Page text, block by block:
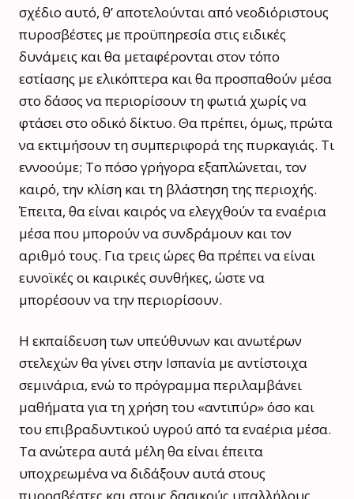
σχέδιο αυτό, θ’ αποτελούνται από νεοδιόριστους
πυροσβέστες με προϋπηρεσία στις ειδικές
δυνάμεις και θα μεταφέρονται στον τόπο
εστίασης με ελικόπτερα και θα προσπαθούν μέσα
στο δάσος να περιορίσουν τη φωτιά χωρίς να
φτάσει στο οδικό δίκτυο. Θα πρέπει, όμως, πρώτα
να εκτιμήσουν τη συμπεριφορά της πυρκαγιάς. Τι
εννοούμε; Το πόσο γρήγορα εξαπλώνεται, τον
καιρό, την κλίση και τη βλάστηση της περιοχής.
Έπειτα, θα είναι καιρός να ελεγχθούν τα εναέρια
μέσα που μπορούν να συνδράμουν και τον
αριθμό τους. Για τρεις ώρες θα πρέπει να είναι
ευνοϊκές οι καιρικές συνθήκες, ώστε να
μπορέσουν να την περιορίσουν.
Η εκπαίδευση των υπεύθυνων και ανωτέρων
στελεχών θα γίνει στην Ισπανία με αντίστοιχα
σεμινάρια, ενώ το πρόγραμμα περιλαμβάνει
μαθήματα για τη χρήση του «αντιπύρ» όσο και
του επιβραδυντικού υγρού από τα εναέρια μέσα.
Τα ανώτερα αυτά μέλη θα είναι έπειτα
υποχρεωμένα να διδάξουν αυτά στους
πυροσβέστες και στους δασικούς υπαλλήλους.